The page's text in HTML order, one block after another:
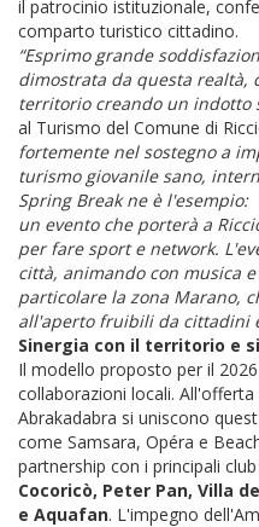
il patrocinio istituzionale,
comparto turistico cittadino.
“Esprimo grande
dimostrata da questa realtà,
territorio creando un indotto
al Turismo del Comune di
fortemente nel sostegno a
turismo giovanile sano,
Spring Break ne è l'esempio:
un evento che porterà a
per fare sport e network.
città, animando con musica
particolare la zona Marano,
all'aperto fruibili da cittadini
Sinergia con il territorio e
Il modello proposto per il
collaborazioni locali. All'offerta
Abrakadabra si uniscono
come Samsara, Opéra e
partnership con i principali
Cocoricò, Peter Pan, Villa
e Aquafan. L'impegno